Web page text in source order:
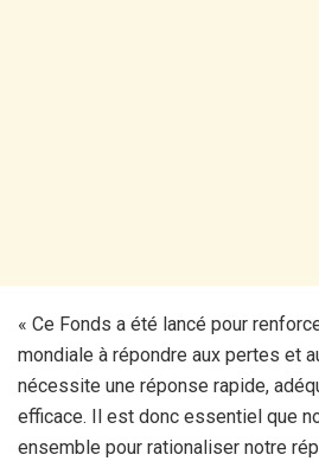
« Ce Fonds a été lancé pour
mondiale à répondre aux pertes et
nécessite une réponse rapide,
efficace. Il est donc essentiel que
ensemble pour rationaliser notre